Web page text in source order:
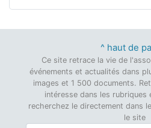
^ haut de
Ce site retrace la vie de
événements et actualités dans
images et 1 500 documents.
intéresse dans les
recherchez le directement dans
le site